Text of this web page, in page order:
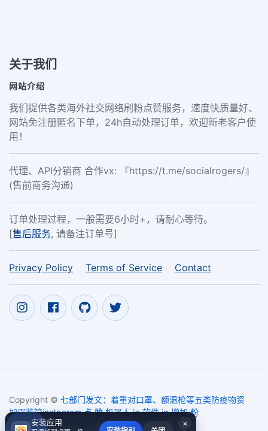
关于我们
网站介绍
我们提供各类海外社交网络刷粉点赞服务，速度快质量好、
网站免注册匿名下单，24h自动处理订单，欢迎新老客户使
用！
代理、API分销商 合作vx: 『https://t.me/socialrogers/』
(售前商务沟通)
订单处理过程，一般需要6小时+，请耐心等待。
[售后服务, 请备注订单号]
Privacy Policy Terms of Service Contact
Copyright © 七部门发文：着重对口罩、额温枪等五类防疫物资
加强监管instagram 点 赞 机器人,ig 软件,ig 增加 粉
絲,instagram 點 贊
2017~2026 ×
安装应用